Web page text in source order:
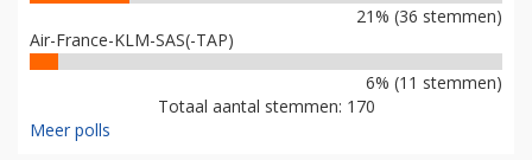
21% (36 stemmen)
Air-France-KLM-SAS(-TAP)
6% (11 stemmen)
Totaal aantal stemmen: 170
Meer polls